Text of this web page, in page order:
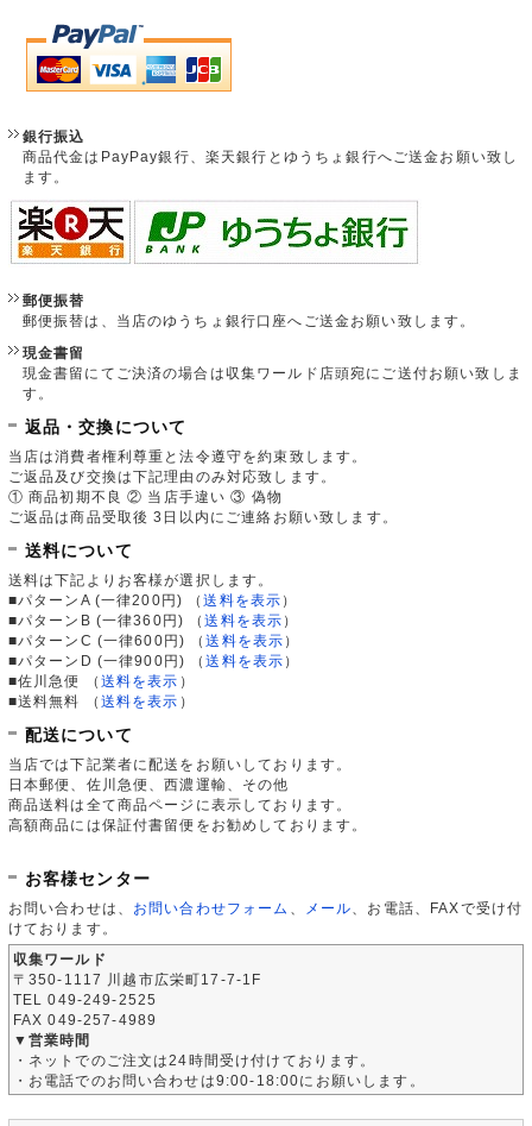
銀行振込
商品代金はPayPay銀行、楽天銀行とゆうちょ銀行へご送金お願い致し
ます。
郵便振替
郵便振替は、当店のゆうちょ銀行口座へご送金お願い致します。
現金書留
現金書留にてご決済の場合は収集ワールド店頭宛にご送付お願い致しま
す。
返品・交換について
当店は消費者権利尊重と法令遵守を約束致します。
ご返品及び交換は下記理由のみ対応致します。
① 商品初期不良 ② 当店手違い ③ 偽物
ご返品は商品受取後 3日以内にご連絡お願い致します。
送料について
送料は下記よりお客様が選択します。
■パターンA (一律200円)
（送料を表示 ）
■パターンB (一律360円)
（送料を表示 ）
■パターンC (一律600円)
（送料を表示 ）
■パターンD (一律900円)
（送料を表示 ）
■佐川急便
（ 送料を表示 ）
■送料無料
（ 送料を表示 ）
配送について
当店では下記業者に配送をお願いしております。
日本郵便、佐川急便、西濃運輸、その他
商品送料は全て商品ページに表示しております。
高額商品には保証付書留便をお勧めしております。
お客様センター
お問い合わせは、 お問い合わせフォーム メール 、お電話、FAXで受け付
けております。
収集ワールド
〒350-1117 川越市広栄町17-7-1F
TEL 049-249-2525
FAX 049-257-4989
▼営業時間
・ネットでのご注文は24時間受け付けております。
・お電話でのお問い合わせは9:00-18:00にお願いします。